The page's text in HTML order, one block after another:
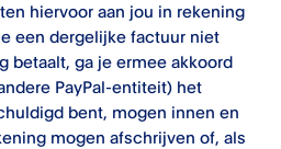
hiervoor aan jou in rekening
een dergelijke factuur niet
betaalt, ga je ermee akkoord
PayPal-entiteit) het
bent, mogen innen en
mogen afschrijven of, als